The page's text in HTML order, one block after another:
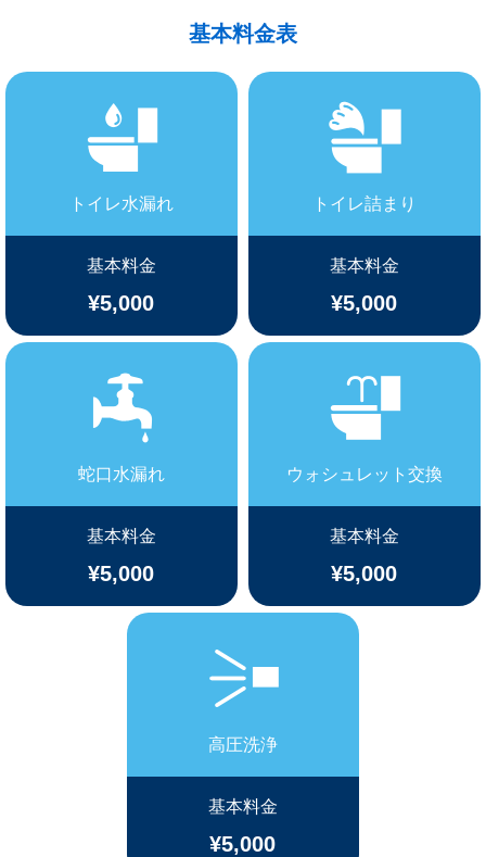
基本料金表
トイレ水漏れ
基本料金
¥5,000
トイレ詰まり
基本料金
¥5,000
蛇口水漏れ
基本料金
¥5,000
ウォシュレット交換
基本料金
¥5,000
高圧洗浄
基本料金
¥5,000